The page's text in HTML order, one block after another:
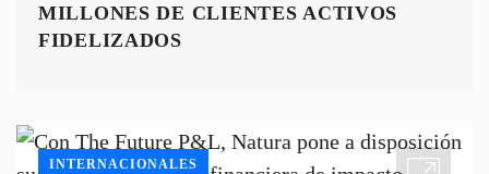
MILLONES DE CLIENTES ACTIVOS
FIDELIZADOS
INTERNACIONALES